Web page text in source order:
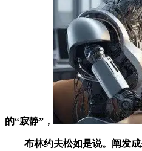
的“寂静”，
布林约夫松如是说。阐发成